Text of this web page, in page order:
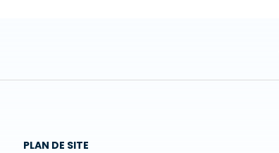
PLAN DE SITE